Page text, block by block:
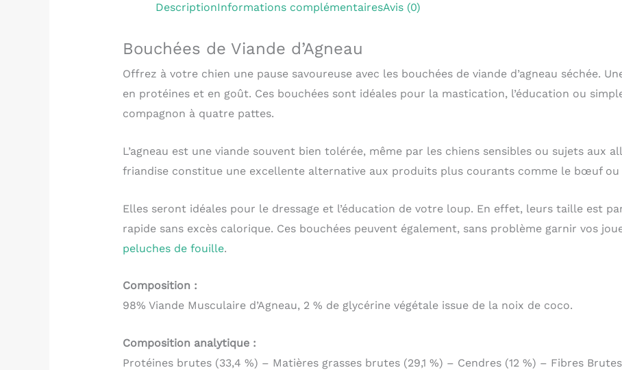
DescriptionInformations complémentairesAvis (0)
Bouchées de Viande d’Agneau
Offrez à votre chien une pause savoureuse avec les bouchées de viande d’agneau séchée.
en protéines et en goût. Ces bouchées sont idéales pour la mastication, l’éducation ou
compagnon à quatre pattes.
L’agneau est une viande souvent bien tolérée, même par les chiens sensibles ou sujets aux
friandise constitue une excellente alternative aux produits plus courants comme le bœuf ou
Elles seront idéales pour le dressage et l’éducation de votre loup. En effet, leurs taille est
rapide sans excès calorique. Ces bouchées peuvent également, sans problème garnir vos
peluches de fouille.
Composition :
98% Viande Musculaire d’Agneau, 2 % de glycérine végétale issue de la noix de coco.
Composition analytique :
Protéines brutes (33,4 %) – Matières grasses brutes (29,1 %) – Cendres (12 %) – Fibres